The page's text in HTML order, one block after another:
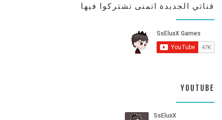
قناتي الجديدة اتمنى تشتركوا فيها
YOUTUBE